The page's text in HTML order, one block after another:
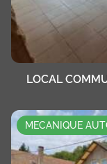
LOCAL
MECANIQUE